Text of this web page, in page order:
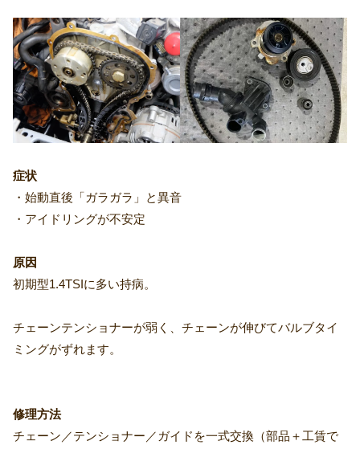
症状
・始動直後「ガラガラ」と異音
・アイドリングが不安定
原因
初期型1.4TSIに多い持病。
チェーンテンショナーが弱く、チェーンが伸びてバルブタイ
ミングがずれます。
修理方法
チェーン／テンショナー／ガイドを一式交換（部品＋工賃で